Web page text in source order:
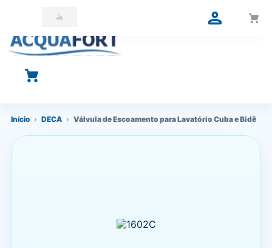
O que você está procurando?
Início › DECA › Válvula de Escoamento para Lavatório Cuba e Bidê